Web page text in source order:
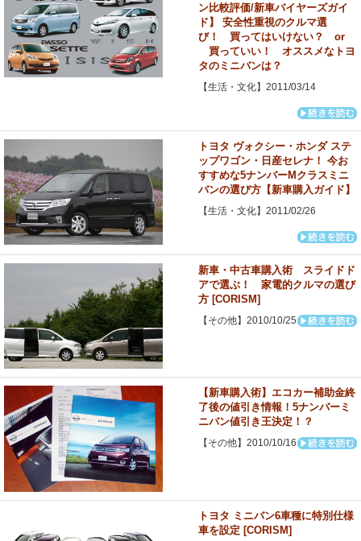
ン比較評価/新車バイヤーズガイ
ド】 安全性重視のクルマ選
び！ 買ってはいけない？ or
買っていい！ オススメなトヨ
タのミニバンは？
【生活・文化】2011/03/14
トヨタ ヴォクシー・ホンダ ステ
ップワゴン・日産セレナ！ 今お
すすめな5ナンバーMクラスミニ
バンの選び方【新車購入ガイド】
【生活・文化】2011/02/26
新車・中古車購入術 スライドド
アで選ぶ！ 家電的クルマの選び
方 [CORISM]
【その他】2010/10/25
【新車購入術】エコカー補助金終
了後の値引き情報！5ナンバーミ
ニバン値引き王決定！？
【その他】2010/10/16
トヨタ ミニバン6車種に特別仕様
車を設定 [CORISM]